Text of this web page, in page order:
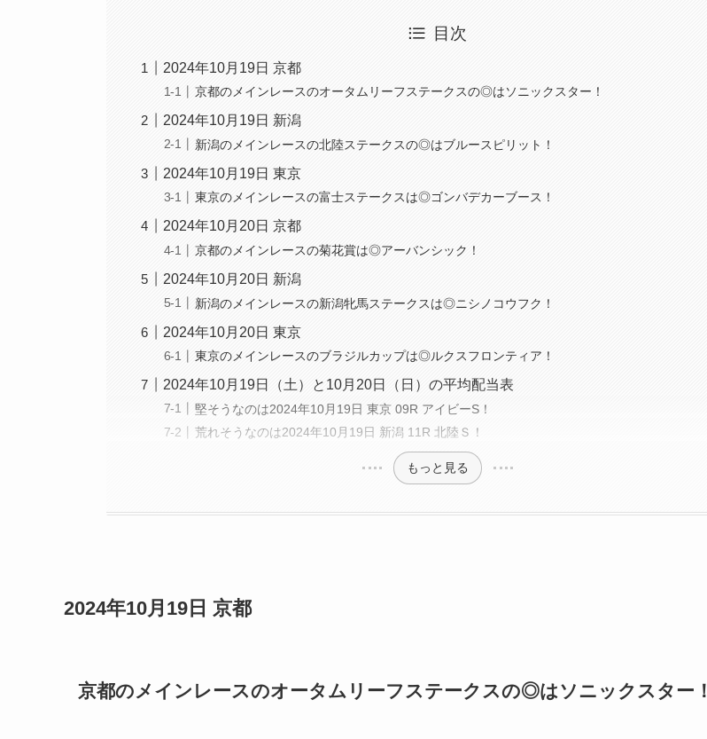
目次
2024年10月19日 京都
京都のメインレースのオータムリーフステークスの◎はソニックスター！
2024年10月19日 新潟
新潟のメインレースの北陸ステークスの◎はブルースピリット！
2024年10月19日 東京
東京のメインレースの富士ステークスは◎ゴンバデカーブース！
2024年10月20日 京都
京都のメインレースの菊花賞は◎アーバンシック！
2024年10月20日 新潟
新潟のメインレースの新潟牝馬ステークスは◎ニシノコウフク！
2024年10月20日 東京
東京のメインレースのブラジルカップは◎ルクスフロンティア！
2024年10月19日（土）と10月20日（日）の平均配当表
堅そうなのは2024年10月19日 東京 09R アイビーS！
荒れそうなのは2024年10月19日 新潟 11R 北陸Ｓ！
もっと見る
2024年10月19日 京都
京都のメインレースのオータムリーフステークスの◎はソニックスター！